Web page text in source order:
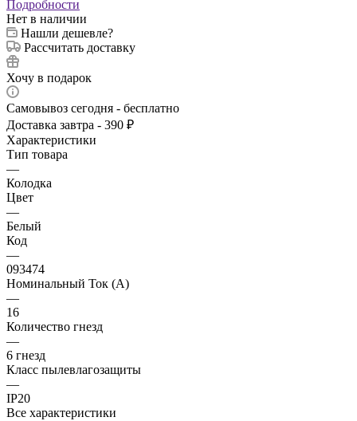
Подробности
Нет в наличии
Нашли дешевле?
Рассчитать доставку
Хочу в подарок
Самовывоз сегодня - бесплатно
Доставка завтра - 390 ₽
Характеристики
Тип товара
—
Колодка
Цвет
—
Белый
Код
—
093474
Номинальный Ток (A)
—
16
Количество гнезд
—
6 гнезд
Класс пылевлагозащиты
—
IP20
Все характеристики